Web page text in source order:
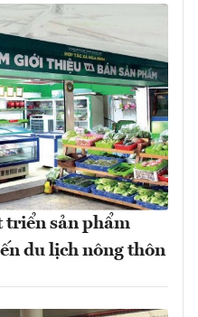
triển sản phẩm
du lịch nông thôn